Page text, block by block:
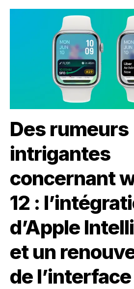
Des rumeurs
intrigantes
concernant
12 :
d’Apple
et un
de l’interface